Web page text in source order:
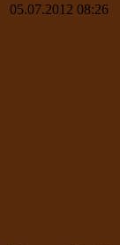
05.07.2012 08:26